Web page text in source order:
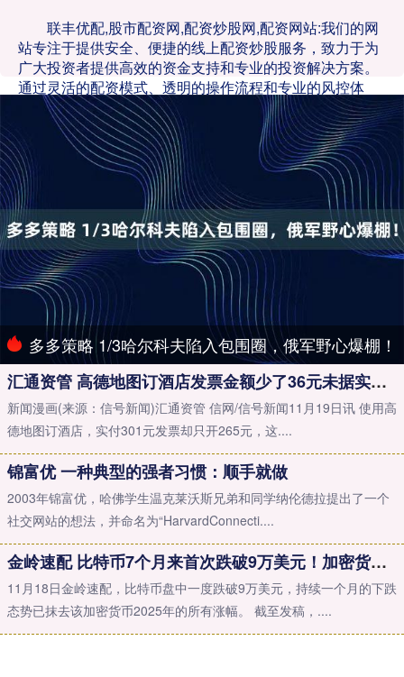
联丰优配,股市配资网,配资炒股网,配资网站:我们的网
站专注于提供安全、便捷的线上配资炒股服务，致力于为
广大投资者提供高效的资金支持和专业的投资解决方案。
通过灵活的配资模式、透明的操作流程和专业的风控体
系，我们帮助用户实现资金的高效利用，抓住更多投资机
会。无论您是新手还是资深投资者，都可以在我们平台找
到适合您的配资方案，轻松开启财富增值之旅！
多多策略 1/3哈尔科夫陷入包围圈，俄军野心爆棚！
汇通资管 高德地图订酒店发票金额少了36元未据实开票有偷漏税嫌疑
新闻漫画(来源：信号新闻)汇通资管 信网/信号新闻11月19日讯 使用高
德地图订酒店，实付301元发票却只开265元，这....
锦富优 一种典型的强者习惯：顺手就做
2003年锦富优，哈佛学生温克莱沃斯兄弟和同学纳伦德拉提出了一个
社交网站的想法，并命名为“HarvardConnecti....
金岭速配 比特币7个月来首次跌破9万美元！加密货币全网超17万人爆仓 67亿元化为乌有！啥情况？
11月18日金岭速配，比特币盘中一度跌破9万美元，持续一个月的下跌
态势已抹去该加密货币2025年的所有涨幅。 截至发稿，....